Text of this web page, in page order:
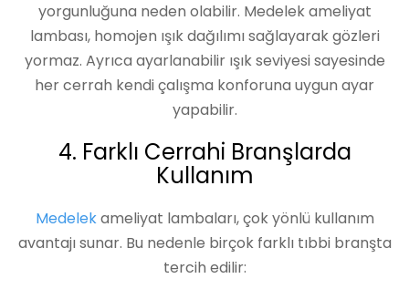
yorgunluğuna neden olabilir. Medelek ameliyat
lambası, homojen ışık dağılımı sağlayarak gözleri
yormaz. Ayrıca ayarlanabilir ışık seviyesi sayesinde
her cerrah kendi çalışma konforuna uygun ayar
yapabilir.
4. Farklı Cerrahi Branşlarda
Kullanım
Medelekameliyat lambaları, çok yönlü kullanım
avantajı sunar. Bu nedenle birçok farklı tıbbi branşta
tercih edilir: